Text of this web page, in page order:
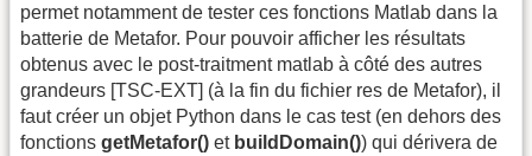
permet notamment de tester ces fonctions Matlab dans la
batterie de Metafor. Pour pouvoir afficher les résultats
obtenus avec le post-traitment matlab à côté des autres
grandeurs [TSC-EXT] (à la fin du fichier res de Metafor), il
faut créer un objet Python dans le cas test (en dehors des
fonctions getMetafor() et buildDomain()) qui dérivera de